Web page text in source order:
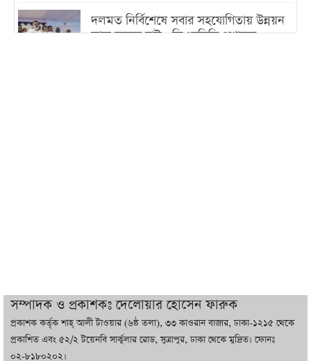
দলমত নির্বিশেষে সবার সহযোগিতায় উন্নয়ন
কাজ করতে চাই : ডিএনসিসি প্রশাসক
বাজারে কাঁচা মরিচে ‘আগুন’, ‘এত দাম তো
আগে দেখিনি’
সম্পাদক ও প্রকাশকঃ দেলোয়ার হোসেন ফারুক
প্রকাশক কর্তৃক শাহ্ আলী টাওয়ার (৬ষ্ঠ তলা), ৩৩ কাওরান বাজার, ঢাকা-১২১৫ থেকে
প্রকাশিত এবং ৫২/২ টয়েনবি সার্কুলার রোড, সুত্রাপুর, ঢাকা থেকে মুদ্রিত। ফোনঃ
০২-৮১৮০২০২।